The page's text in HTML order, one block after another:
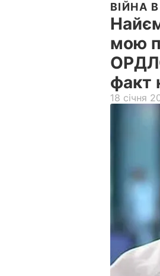
ВІЙНА В
мою
факт
18 січня